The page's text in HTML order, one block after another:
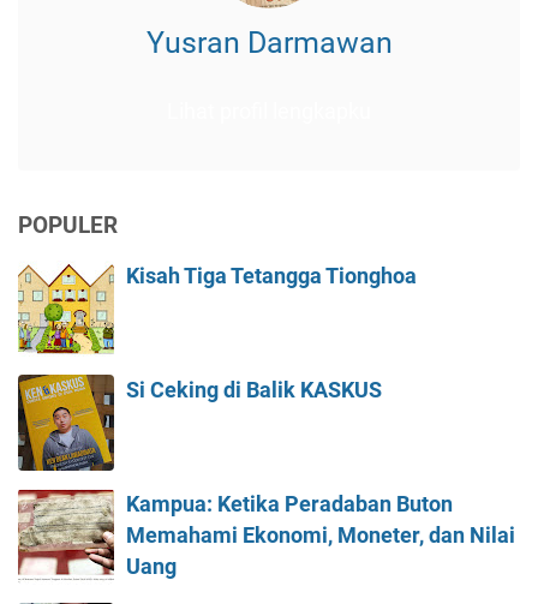
Yusran Darmawan
POPULER
Kisah Tiga Tetangga Tionghoa
Si Ceking di Balik KASKUS
Kampua: Ketika Peradaban Buton
Memahami Ekonomi, Moneter, dan Nilai
Uang